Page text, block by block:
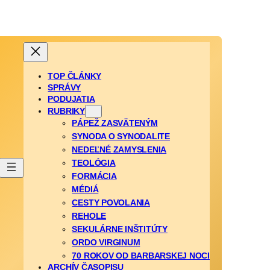
TOP ČLÁNKY
SPRÁVY
PODUJATIA
RUBRIKY
PÁPEŽ ZASVÄTENÝM
SYNODA O SYNODALITE
NEDEĽNÉ ZAMYSLENIA
TEOLÓGIA
FORMÁCIA
MÉDIÁ
CESTY POVOLANIA
REHOLE
SEKULÁRNE INŠTITÚTY
ORDO VIRGINUM
70 ROKOV OD BARBARSKEJ NOCI
ARCHÍV ČASOPISU